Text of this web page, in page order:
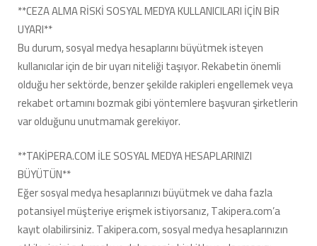
**CEZA ALMA RİSKİ SOSYAL MEDYA KULLANICILARI İÇİN BİR
UYARI**
Bu durum, sosyal medya hesaplarını büyütmek isteyen
kullanıcılar için de bir uyarı niteliği taşıyor. Rekabetin önemli
olduğu her sektörde, benzer şekilde rakipleri engellemek veya
rekabet ortamını bozmak gibi yöntemlere başvuran şirketlerin
var olduğunu unutmamak gerekiyor.
**TAKİPERA.COM İLE SOSYAL MEDYA HESAPLARINIZI
BÜYÜTÜN**
Eğer sosyal medya hesaplarınızı büyütmek ve daha fazla
potansiyel müşteriye erişmek istiyorsanız, Takipera.com’a
kayıt olabilirsiniz. Takipera.com, sosyal medya hesaplarınızın